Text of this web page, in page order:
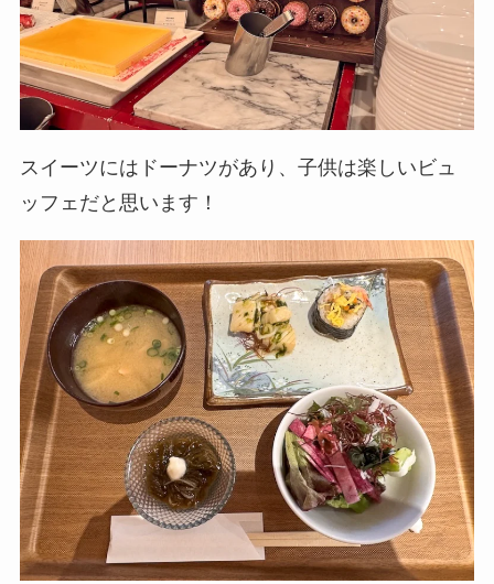
スイーツにはドーナツがあり、子供は楽しいビュ
ッフェだと思います！